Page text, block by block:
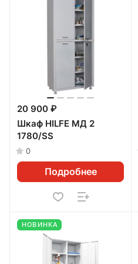
20 900 ₽
Шкаф HILFE МД 2
1780/SS
0
Подробнее
НОВИНКА